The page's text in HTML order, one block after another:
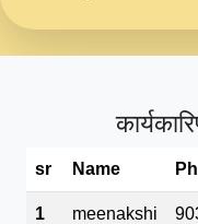
सपरहट भजन
सपरहट शयम
भव.mp3
sr Name
1
meenakshi